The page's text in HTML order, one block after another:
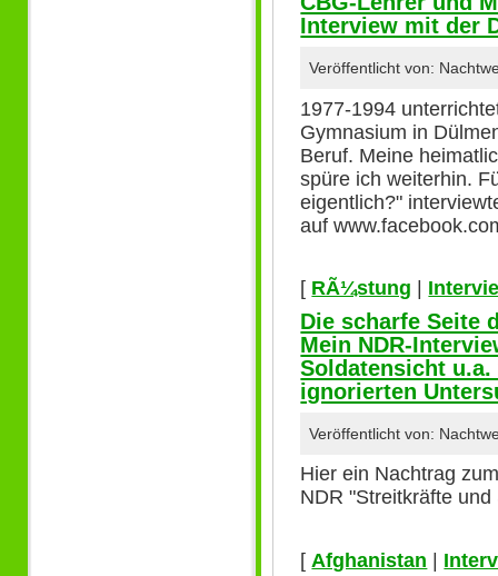
Interview mit der
Veröffentlicht von:
1977-1994
Gymnasium in
Beruf. Meine
spüre ich weiterhin.
eigentlich?"
auf
[ RÃ¼stung |
Die scharfe Seite
Mein NDR-
Soldatensicht
ignorierten
Veröffentlicht von:
Hier ein Nachtrag
NDR "Streitkräfte
[ Afghanistan |